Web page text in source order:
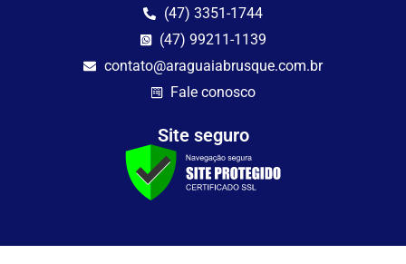
(47) 3351-1744
(47) 99211-1139
contato@araguaiabrusque.com.br
Fale conosco
Site seguro